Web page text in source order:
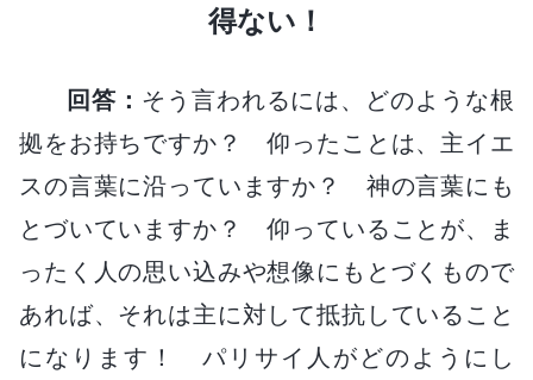
得ない！
回答： そう言われるには、どのような根
拠をお持ちですか？ 仰ったことは、主イエ
スの言葉に沿っていますか？ 神の言葉にも
とづいていますか？ 仰っていることが、ま
ったく人の思い込みや想像にもとづくもので
あれば、それは主に対して抵抗していること
になります！ パリサイ人がどのようにし